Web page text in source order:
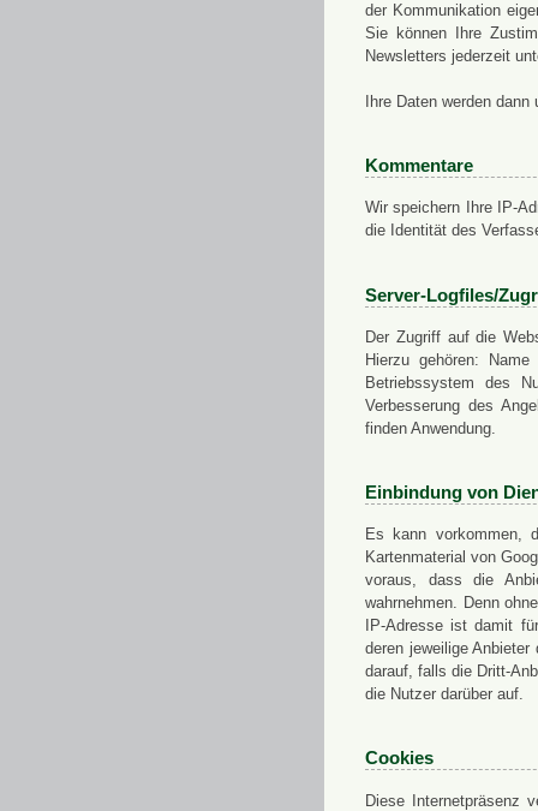
der Kommunikation
Sie können Ihre
Newsletters jederzeit
Ihre Daten werden
Kommentare
Wir speichern Ihre IP-
die Identität des
Server-Logfiles/
Der Zugriff auf die
Hierzu gehören:
Betriebssystem des
Verbesserung des
finden Anwendung.
Einbindung von
Es kann vorkommen,
Kartenmaterial von
voraus, dass die
wahrnehmen. Denn
IP-Adresse ist damit
deren jeweilige
darauf, falls die Dritt-
die Nutzer darüber auf.
Cookies
Diese Internetpräsenz